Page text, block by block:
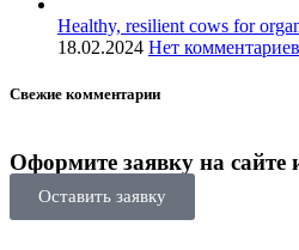
Healthy, resilient cows for
18.02.2024 Нет комментариев
Свежие комментарии
Оформите заявку на
Оставить заявку